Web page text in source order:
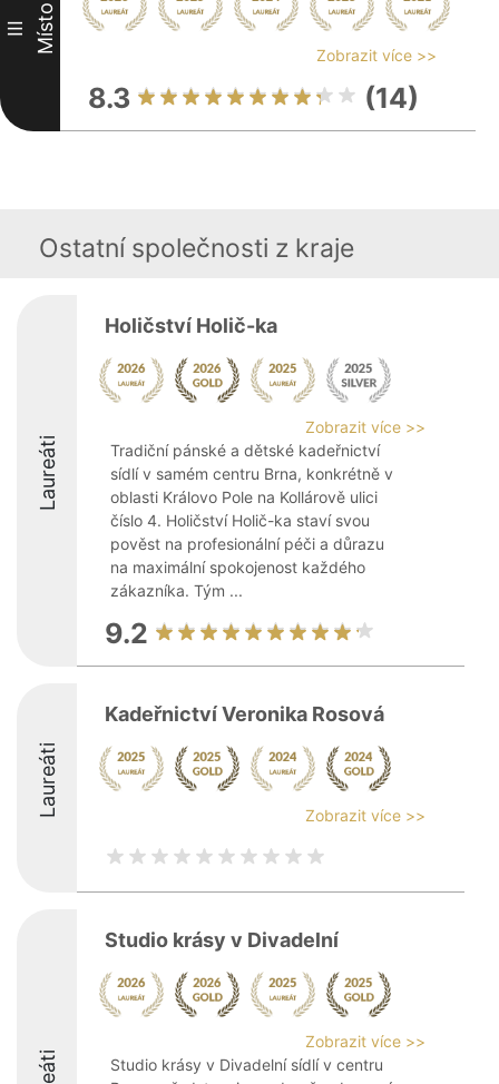
III Místo
Zobrazit více >>
8.3 (14)
Ostatní společnosti z kraje
Laureáti
Holičství Holič-ka
Zobrazit více >>
Tradiční pánské a dětské kadeřnictví
sídlí v samém centru Brna, konkrétně v
oblasti Královo Pole na Kollárově ulici
číslo 4. Holičství Holič-ka staví svou
pověst na profesionální péči a důrazu
na maximální spokojenost každého
zákazníka. Tým ...
9.2
Laureáti
Kadeřnictví Veronika Rosová
Zobrazit více >>
Studio krásy v Divadelní
Zobrazit více >>
Studio krásy v Divadelní sídlí v centru